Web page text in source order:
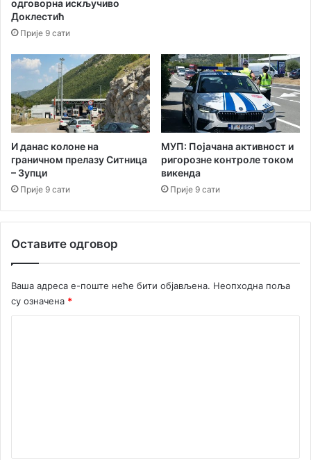
а
р
ц
одговорна искључиво
Доклестић
Прије 9 сати
И данас колоне на
граничном прелазу Ситница
– Зупци
Прије 9 сати
МУП: Појачана активност и
ригорозне контроле током
викенда
Прије 9 сати
Оставите одговор
Ваша адреса е-поште неће бити објављена. Неопходна поља
су означена *